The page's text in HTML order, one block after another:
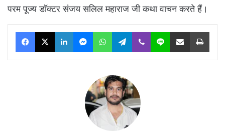
परम पूज्य डॉक्टर संजय सलिल महाराज जी कथा वाचन करते हैं।
Facebook
X LinkedInMessengerWhatsAppTelegram
Viber Line Share via Email Print